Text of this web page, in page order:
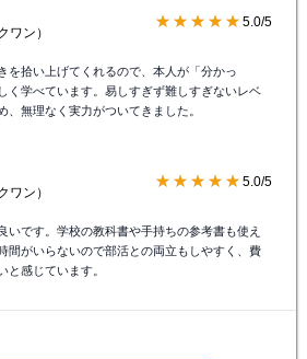
ワン）
★★★★★ 5.0/5
を拾い上げてくれるので、本人が「分かっ
く学べています。易しすぎず難しすぎないレベ
、無理なく実力がついてきました。
ワン）
★★★★★ 5.0/5
いです。学校の教科書や手持ちの参考書も使え
間がいらないので部活との両立もしやすく、費
と感じています。